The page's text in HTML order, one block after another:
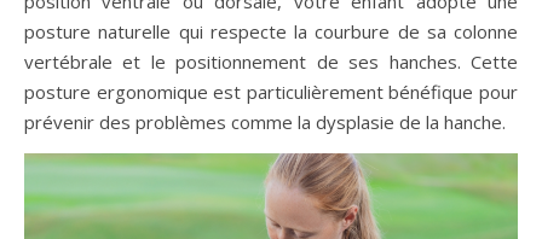
posture naturelle qui respecte la courbure de sa colonne
vertébrale et le positionnement de ses hanches. Cette
posture ergonomique est particulièrement bénéfique pour
prévenir des problèmes comme la dysplasie de la hanche.